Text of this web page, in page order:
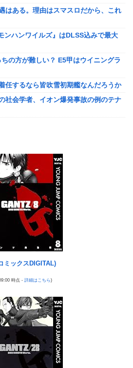
で出現するイカを見るとクラッシュす
ーズQ「ライザ(ライザリン・シュタウ
ギュア【予約開始】
「忍野忍」「斧乃木余接」プライズフ
ライズ」「ガシャポン」2026年8月発
】
し女にド正論を述べてしまう…
(43億円分)を注文してキャンセルした
げ事件で逮捕された男、韓国籍だっ
ｗｗｗｗｗ
けて7億円貯めたのにガンで死ぬか
かった。」
を発表 新党名は...
ヤンキー・ギャル・体育会系・茶髪や
も見たことない
社会学者、イオン爆発事故の例のテナ
ない！」 グラス「はい転倒」
強制置き配は止めておくべき」とユー
が導入した強制置き配が起こしたの
ににwwww
わが反社とコラボしてた」ﾊﾟｼｬｯ
ビルの屋上から病院を眺めていた男を
死ぬ気で痩せた結果ｗｗｗｗ
はある。理由はスマスロだから、これ
ンハンワイルズ』はDLSS込みで最大
ちの方が難しい？ E5甲はウイニングラ
任するなら皆吹雪初期艦なんだろうか
社会学者、イオン爆発事故の例のテナ
強制置き配は止めておくべき」とユー
が導入した強制置き配が起こしたの
を大量注文→全キャンセルで逮捕ｗｗ
りのままの姿・・・【藤嶌果歩1st写
く現れたフィリピン人キャラが可愛す
「一人で来てんのかな…？ｗ」「腹で
……ッ…！」
手書きでダンスアニメ描いてみまし
しか見えないと話題に
たら良さそうじゃない？ ちゃんとエロ
に再現して
4QS K/BB10.00
#75【「e七つの大罪3」1回転で大当
ミックスDIGITAL)
時点 - 詳細はこちら)